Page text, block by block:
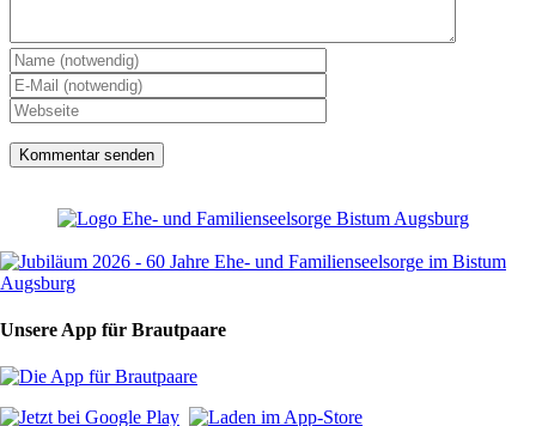
Unsere App für Brautpaare